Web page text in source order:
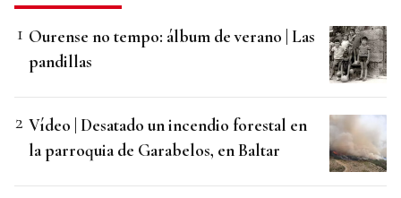
Ourense no tempo: álbum de verano | Las
pandillas
Vídeo | Desatado un incendio forestal en
la parroquia de Garabelos, en Baltar